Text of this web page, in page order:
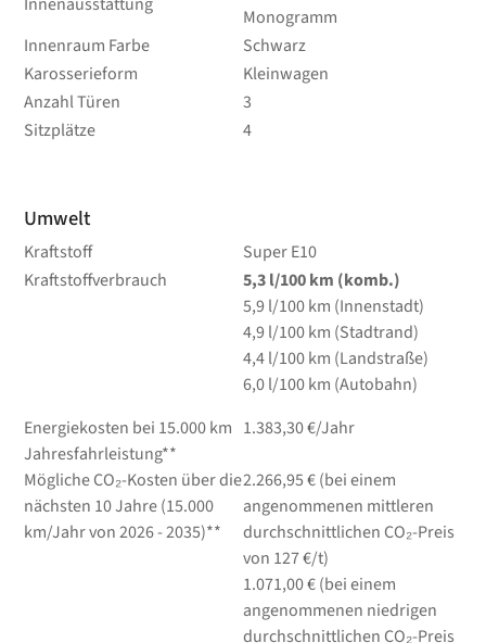
Monogramm
Innenraum Farbe
Schwarz
Karosserieform
Kleinwagen
Anzahl Türen
3
Sitzplätze
4
Umwelt
Kraftstoff
Super E10
Kraftstoffverbrauch
5,3l/100 km (komb.)
5,9l/100 km (Innenstadt)
4,9l/100 km (Stadtrand)
4,4l/100 km (Landstraße)
6,0l/100 km (Autobahn)
Energiekosten bei 15.000 km
Jahresfahrleistung**
1.383,30 €/Jahr
Mögliche CO₂-Kosten über die
nächsten 10 Jahre (15.000
km/Jahr von 2026 - 2035)**
2.266,95 € (bei einem
angenommenen mittleren
durchschnittlichen CO₂-Preis
von 127 €/t)
1.071,00 € (bei einem
angenommenen niedrigen
durchschnittlichen CO₂-Preis